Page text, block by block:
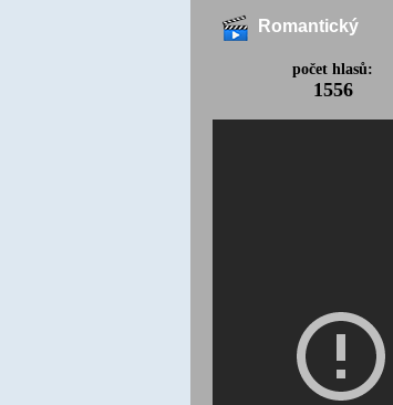
Romantický
počet hlasů:
1556